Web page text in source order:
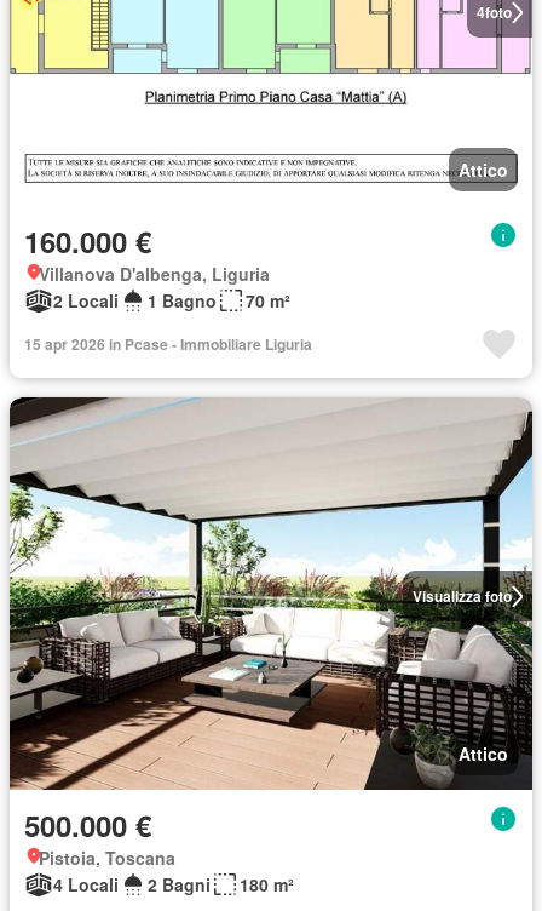
4foto
Attico
160.000 €
Villanova D'albenga, Liguria
2 Locali
1 Bagno 70 m²
15 apr 2026 in Pcase - Immobiliare Liguria
Visualizza foto
Attico
500.000 €
Pistoia, Toscana
4 Locali
2 Bagni 180 m²